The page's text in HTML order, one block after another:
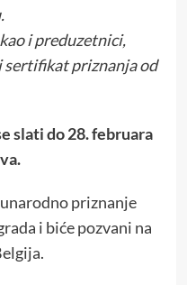
i preduzetnici,
sertifikat priznanja od
slati do 28. februara
priznanje
i biće pozvani na